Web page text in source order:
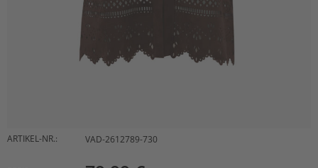
ARTIKEL-NR.: VAD-2612789-730